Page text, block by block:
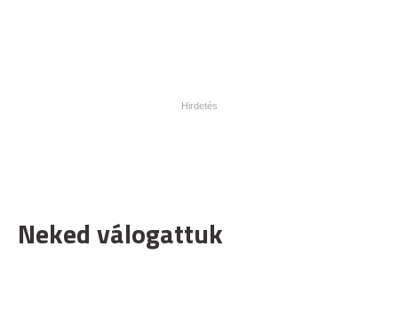
Neked válogattuk